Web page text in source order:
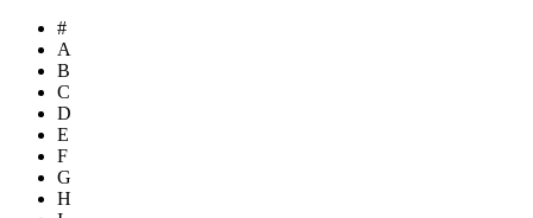
#
A
B
C
D
E
F
G
H